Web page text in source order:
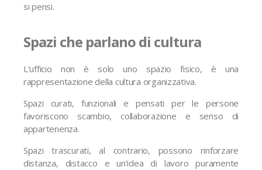
si pensi.
Spazi che parlano di cultura
L’ufficio non è solo uno spazio fisico, è una
rappresentazione della cultura organizzativa.
Spazi curati, funzionali e pensati per le persone
favoriscono scambio, collaborazione e senso di
appartenenza.
Spazi trascurati, al contrario, possono rinforzare
distanza, distacco e un’idea di lavoro puramente